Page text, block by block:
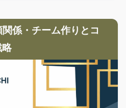
係・チーム作りとコ
略